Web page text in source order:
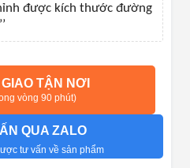
được kích thước đường
TẬN NƠI
vòng 90 phút)
QUA ZALO
tư vấn về sản phẩm